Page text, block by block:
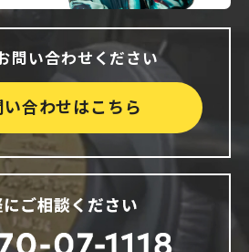
問い合わせください
合わせはこちら